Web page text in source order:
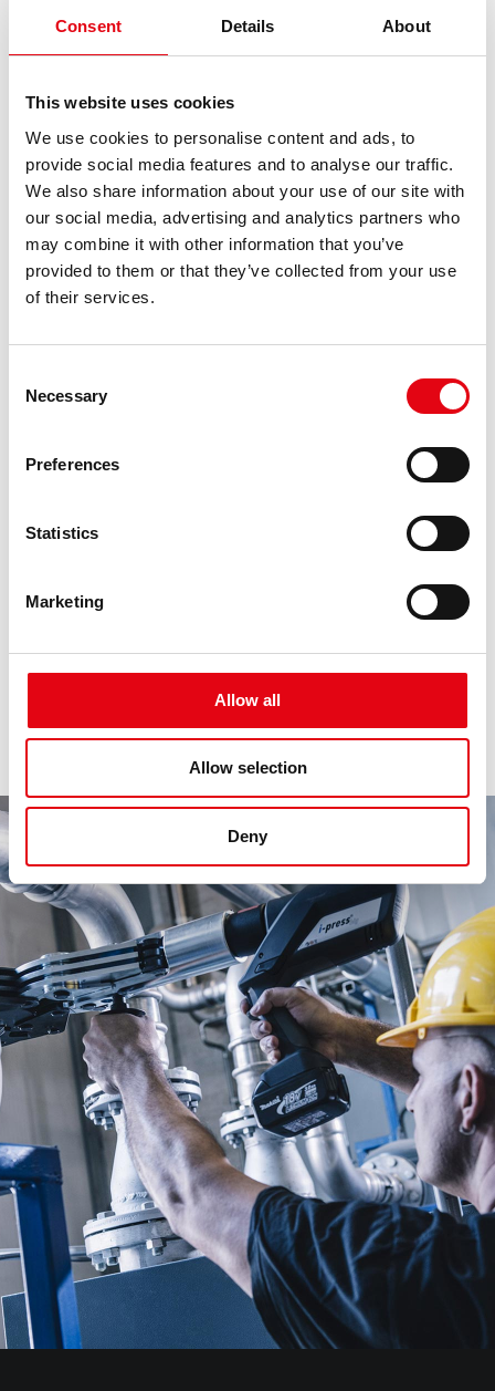
Consent Details About
This website uses cookies
We use cookies to personalise content and ads, to
provide social media features and to analyse our traffic.
We also share information about your use of our site with
our social media, advertising and analytics partners who
may combine it with other information that you’ve
provided to them or that they’ve collected from your use
of their services.
Selection
Necessary
Preferences
Statistics
Marketing
Allow all
Allow selection
Deny
I sistemi di raccordi a pressare inoxPRES
Sistemi di raccordi a pressare in acciaio inossidabile
inoxPRES è il sistema Pressfitting di Raccorderie Metalliche
che unisce le proprietà dell’acciaio inossidabile ai vantaggi
del sistema a pressare.
steelPRES
É il sistema Pressfitting di Raccorderie Metalliche in acciaio
al carbonio.
La gamma completa di tubazioni e raccorderia steelPRES è
certificata dai più accreditati organi internazionali.